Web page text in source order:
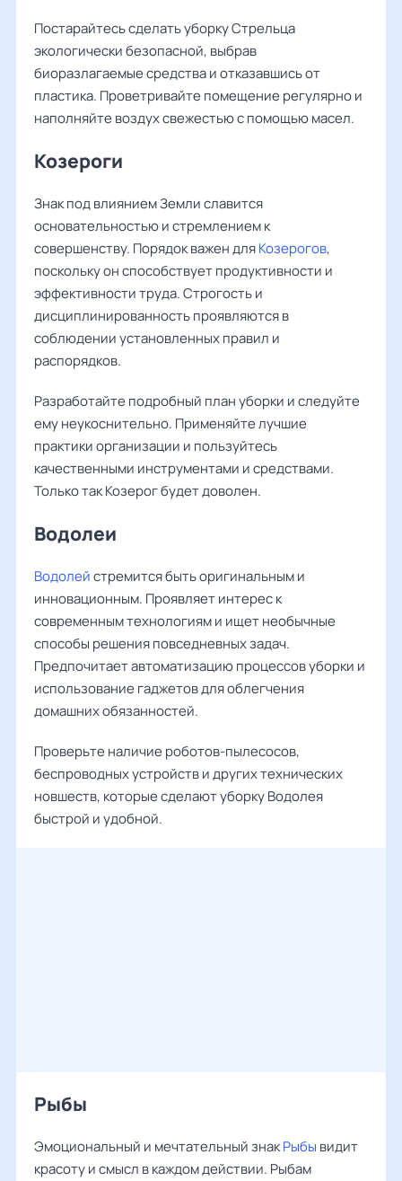
Постарайтесь сделать уборку Стрельца
экологически безопасной, выбрав
биоразлагаемые средства и отказавшись от
пластика. Проветривайте помещение регулярно и
наполняйте воздух свежестью с помощью масел.
Козероги
Знак под влиянием Земли славится
основательностью и стремлением к
совершенству. Порядок важен дляКозерогов,
поскольку он способствует продуктивности и
эффективности труда. Строгость и
дисциплинированность проявляются в
соблюдении установленных правил и
распорядков.
Разработайте подробный план уборки и следуйте
ему неукоснительно. Применяйте лучшие
практики организации и пользуйтесь
качественными инструментами и средствами.
Только так Козерог будет доволен.
Водолеи
Водолейстремится быть оригинальным и
инновационным. Проявляет интерес к
современным технологиям и ищет необычные
способы решения повседневных задач.
Предпочитает автоматизацию процессов уборки и
использование гаджетов для облегчения
домашних обязанностей.
Проверьте наличие роботов-пылесосов,
беспроводных устройств и других технических
новшеств, которые сделают уборку Водолея
быстрой и удобной.
Рыбы
Эмоциональный и мечтательный знакРыбы видит
красоту и смысл в каждом действии. Рыбам